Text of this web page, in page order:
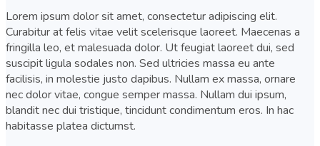
Lorem ipsum dolor sit amet, consectetur adipiscing elit.
Curabitur at felis vitae velit scelerisque laoreet. Maecenas a
fringilla leo, et malesuada dolor. Ut feugiat laoreet dui, sed
suscipit ligula sodales non. Sed ultricies massa eu ante
facilisis, in molestie justo dapibus. Nullam ex massa, ornare
nec dolor vitae, congue semper massa. Nullam dui ipsum,
blandit nec dui tristique, tincidunt condimentum eros. In hac
habitasse platea dictumst.